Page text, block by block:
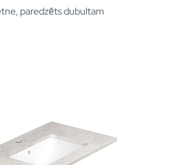
paredzēts dubultam